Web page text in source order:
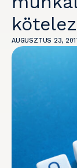
AUGUSZTUS 23,